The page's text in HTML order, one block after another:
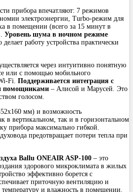
прибора впечатляют: 7 режимов
электроэнергии, Turbo-режим для
в помещении (всего за 15 минут в
Уровень шума в ночном режиме
делает работу устройства практически
через интуитивно понятную
или с помощью мобильного
Fi. Поддерживается интеграция с
помощниками – Алисой и Марусей. Это
голосом.
мм) и возможность
в вертикальном, так и в горизонтальном
прибора максимально гибкой.
предотвращает потери тепла при
Ballu ONEAIR ASP-100 – это
здорового микроклимата в жилых
эффективно борется с
приточную вентиляцию и
и влажность в помещении.